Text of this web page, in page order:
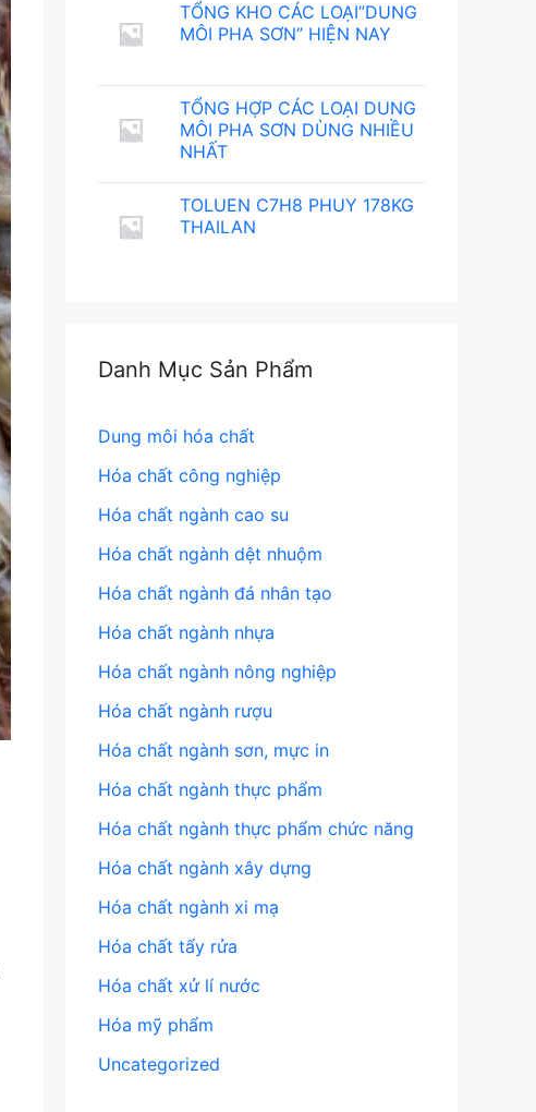
TỔNG KHO CÁC LOẠI”DUNG
MÔI PHA SƠN” HIỆN NAY
TỔNG HỢP CÁC LOẠI DUNG
MÔI PHA SƠN DÙNG NHIỀU
NHẤT
TOLUEN C7H8 PHUY 178KG
THAILAN
Danh Mục Sản Phẩm
Dung môi hóa chất
Hóa chất công nghiệp
Hóa chất ngành cao su
Hóa chất ngành dệt nhuộm
Hóa chất ngành đá nhân tạo
Hóa chất ngành nhựa
Hóa chất ngành nông nghiệp
Hóa chất ngành rượu
Hóa chất ngành sơn, mực in
Hóa chất ngành thực phẩm
Hóa chất ngành thực phẩm chức năng
Hóa chất ngành xây dựng
Hóa chất ngành xi mạ
Hóa chất tẩy rửa
Hóa chất xử lí nước
Hóa mỹ phẩm
Uncategorized